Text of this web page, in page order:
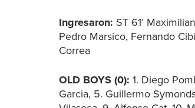
Ingresaron: ST 61’
Pedro Marsico, Fernando
Correa
OLD BOYS (0): 1. Diego
Garcia, 5. Guillermo